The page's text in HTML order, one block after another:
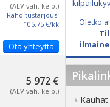
(ALV väh. kelp.)
Rahoitustarjous:
105,75 €/kk
Ota yhteyttä
5 972 €
(ALV väh. kelp.)
Oletko
Kauhat